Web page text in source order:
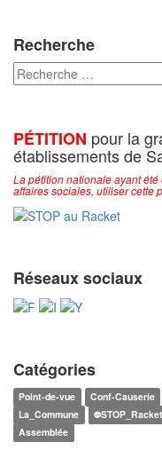
Recherche
PÉTITION pour la
établissements de
La pétition nationale ayant
affaires sociales, utiliser cette
Réseaux sociaux
Catégories
Point-de-vue Conf-Causerie
La_Commune
⛔STOP_Racket
Assemblée